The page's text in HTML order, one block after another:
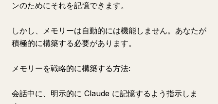
ンのためにそれを記憶できます。
しかし、メモリーは自動的には機能しません。あなたが
積極的に構築する必要があります。
メモリーを戦略的に構築する方法:
会話中に、明示的に Claude に記憶するよう指示しま